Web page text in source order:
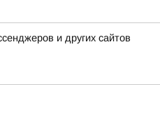
и других сайтов